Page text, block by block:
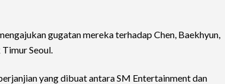
gugatan mereka terhadap Chen, Baekhyun,
Seoul.
yang dibuat antara SM Entertainment dan